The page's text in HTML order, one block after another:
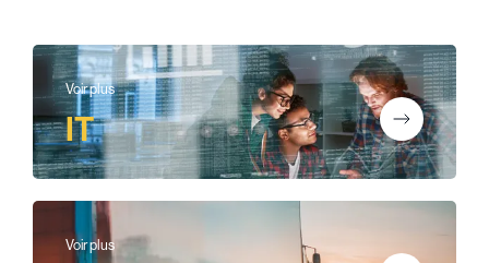
Voir plus
IT
Voir plus